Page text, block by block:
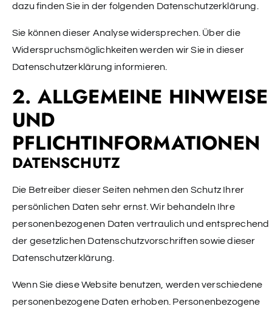
dazu finden Sie in der folgenden Datenschutzerklärung.
Sie können dieser Analyse widersprechen. Über die
Widerspruchsmöglichkeiten werden wir Sie in dieser
Datenschutzerklärung informieren.
2. ALLGEMEINE HINWEISE
UND
PFLICHTINFORMATIONEN
DATENSCHUTZ
Die Betreiber dieser Seiten nehmen den Schutz Ihrer
persönlichen Daten sehr ernst. Wir behandeln Ihre
personenbezogenen Daten vertraulich und entsprechend
der gesetzlichen Datenschutzvorschriften sowie dieser
Datenschutzerklärung.
Wenn Sie diese Website benutzen, werden verschiedene
personenbezogene Daten erhoben. Personenbezogene